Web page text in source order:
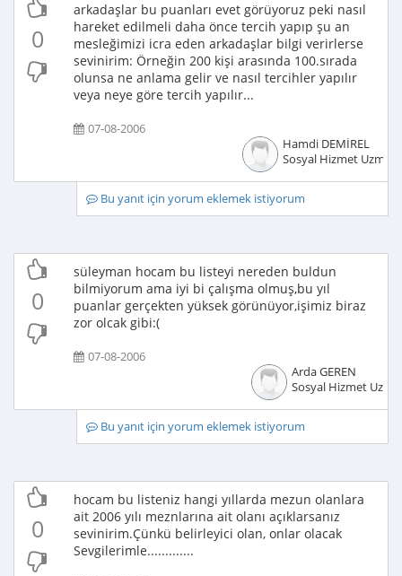
0
arkadaşlar bu puanları evet görüyoruz peki nasıl
hareket edilmeli daha önce tercih yapıp şu an
mesleğimizi icra eden arkadaşlar bilgi verirlerse
sevinirim: Örneğin 200 kişi arasında 100.sırada
olunsa ne anlama gelir ve nasıl tercihler yapılır
veya neye göre tercih yapılır...
07-08-2006
Hamdi DEMİREL
Sosyal Hizmet Uzmanı
Bu yanıt için yorum eklemek istiyorum
0
süleyman hocam bu listeyi nereden buldun
bilmiyorum ama iyi bi çalışma olmuş,bu yıl
puanlar gerçekten yüksek görünüyor,işimiz biraz
zor olcak gibi:(
07-08-2006
Arda GEREN
Sosyal Hizmet
Bu yanıt için yorum eklemek istiyorum
0
hocam bu listeniz hangi yıllarda mezun olanlara
ait 2006 yılı meznlarına ait olanı açıklarsanız
sevinirim.Çünkü belirleyici olan, onlar olacak
Sevgilerimle.............